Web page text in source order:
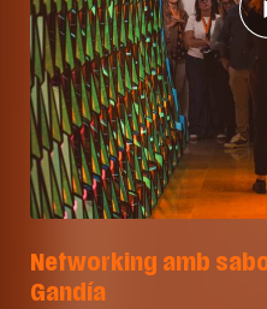
Networking amb
Gandía